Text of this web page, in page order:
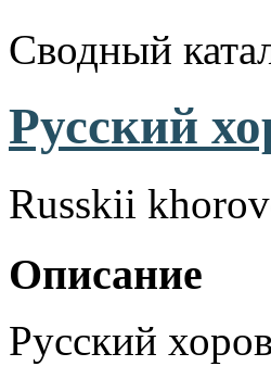
Сводный
Русский
Russkii
Описание
Русский